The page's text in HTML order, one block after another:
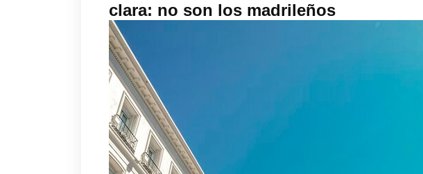
clara: no son los madrileños